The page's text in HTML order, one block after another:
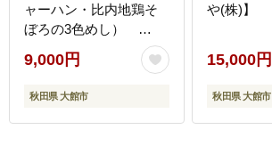
ャーハン・比内地鶏そ
ぼろの3色めし）
45P2805【(株)花善】
9,000円
秋田県 大館市
や(株)】
15,000円
秋田県 大館市